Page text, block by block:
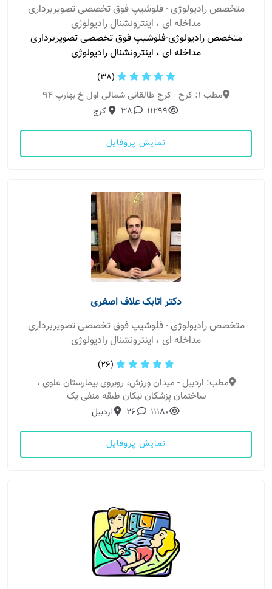
متخصص رادیولوژی - فلوشیپ فوق تخصصی تصویربرداری
مداخله ای ، اینترونشنال رادیولوژی
متخصص رادیولوژی-فلوشیپ فوق تخصصی تصویربرداری
مداخله ای ، اینترونشنال رادیولوژی
(38)
مطب 1: کرج - کرج طالقانی شمالی اول خ بهارپ ۹۴
11299
38 کرج
نمایش پروفایل
دکتر اتابک علاف اصغری
متخصص رادیولوژی - فلوشیپ فوق تخصصی تصویربرداری
مداخله ای ، اینترونشنال رادیولوژی
(26)
مطب: اردبیل - میدان ورزش، روبروی بیمارستان علوی ،
ساختمان پزشکان نیکان طبقه منفی یک
11180
26 اردبیل
نمایش پروفایل